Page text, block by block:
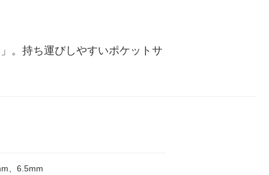
。持ち運びしやすいポケットサ
、6.5mm